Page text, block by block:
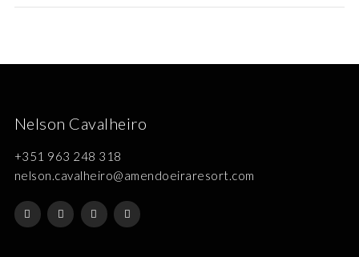
Nelson Cavalheiro
+351 963 248 318
nelson.cavalheiro@amendoeiraresort.com